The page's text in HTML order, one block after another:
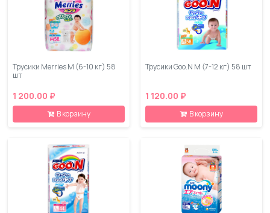
Трусики Merries M (6-10 кг) 58
шт
1 200.00 ₽
В корзину
Трусики Goo.N M (7-12 кг) 58 шт
1 120.00 ₽
В корзину